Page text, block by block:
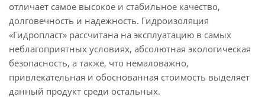
отличает самое высокое и стабильное качество,
долговечность и надежность. Гидроизоляция
«Гидропласт» рассчитана на эксплуатацию в самых
неблагоприятных условиях, абсолютная экологическая
безопасность, а также, что немаловажно,
привлекательная и обоснованная стоимость выделяет
данный продукт среди остальных.